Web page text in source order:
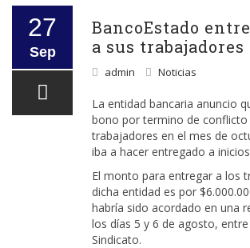
27
Sep
BancoEstado
a sus trabajadores
admin Noticias
La entidad bancaria anuncio
bono por termino de conflicto
trabajadores en el mes de
iba a hacer entregado a
El monto para entregar a los
dicha entidad es por
habría sido acordado en una
los días 5 y 6 de agosto,
Sindicato.